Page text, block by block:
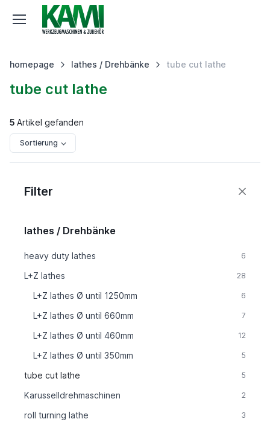
homepage lathes / Drehbänke tube cut lathe
tube cut lathe
5 Artikel gefanden
Sortierung
Filter
lathes / Drehbänke
heavy duty lathes 6
L+Z lathes 28
L+Z lathes Ø until 1250mm 6
L+Z lathes Ø until 660mm 7
L+Z lathes Ø until 460mm 12
L+Z lathes Ø until 350mm 5
tube cut lathe 5
Karusselldrehmaschinen 2
roll turning lathe 3